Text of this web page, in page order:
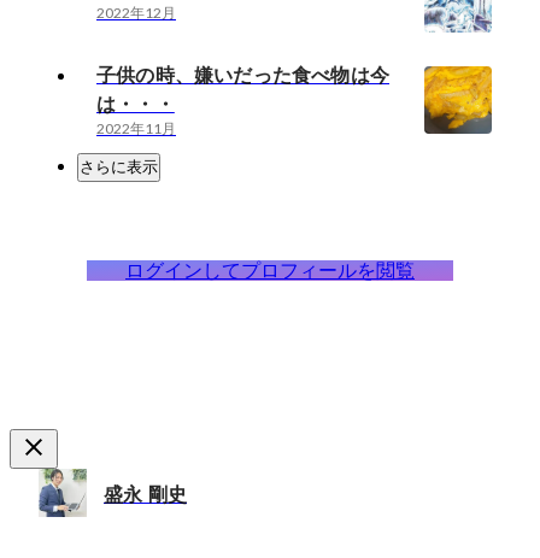
2022年12月
子供の時、嫌いだった食べ物は今
は・・・
2022年11月
さらに表示
ログインしてプロフィールを閲覧
盛永 剛史